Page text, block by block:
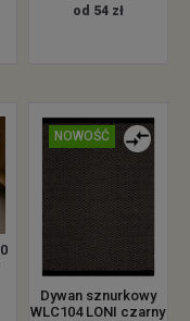
od 54 zł
NOWOŚĆ
Dywan sznurkowy
WLC104 LONI czarny